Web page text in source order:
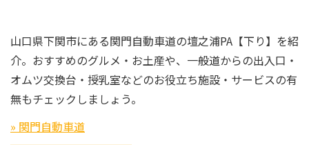
山口県下関市にある関門自動車道の壇之浦PA【下り】を紹
介。おすすめのグルメ・お土産や、一般道からの出入口・
オムツ交換台・授乳室などのお役立ち施設・サービスの有
無もチェックしましょう。
» 関門自動車道